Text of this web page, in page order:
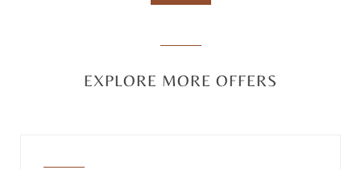
EXPLORE MORE OFFERS